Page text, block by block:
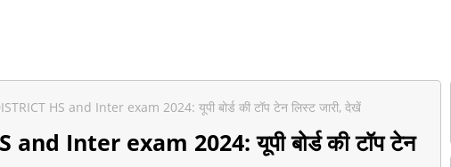
HS and Inter exam 2024: यूपी बोर्ड की टॉप टेन लिस्ट जारी, देखें
and Inter exam 2024: यूपी बोर्ड की टॉप टेन